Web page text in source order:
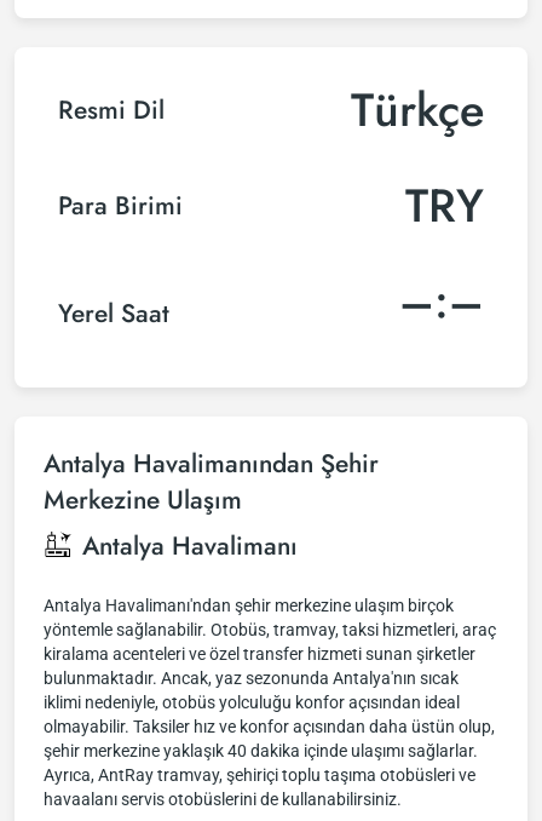
Resmi Dil Türkçe
Para Birimi TRY
Yerel Saat –:–
Antalya Havalimanından Şehir
Merkezine Ulaşım
Antalya Havalimanı
Antalya Havalimanı'ndan şehir merkezine ulaşım birçok
yöntemle sağlanabilir. Otobüs, tramvay, taksi hizmetleri, araç
kiralama acenteleri ve özel transfer hizmeti sunan şirketler
bulunmaktadır. Ancak, yaz sezonunda Antalya'nın sıcak
iklimi nedeniyle, otobüs yolculuğu konfor açısından ideal
olmayabilir. Taksiler hız ve konfor açısından daha üstün olup,
şehir merkezine yaklaşık 40 dakika içinde ulaşımı sağlarlar.
Ayrıca, AntRay tramvay, şehiriçi toplu taşıma otobüsleri ve
havaalanı servis otobüslerini de kullanabilirsiniz.